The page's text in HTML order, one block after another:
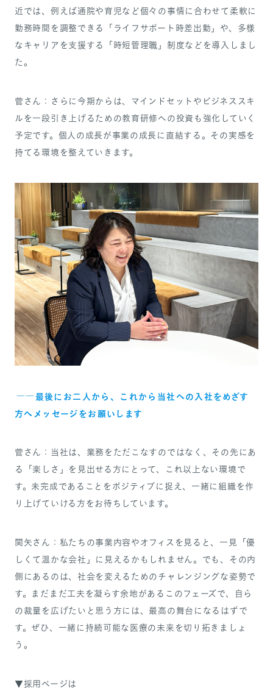
近では、例えば通院や育児など個々の事情に合わせて柔軟に
勤務時間を調整できる「ライフサポート時差出勤」や、多様
なキャリアを支援する「時短管理職」制度などを導入しまし
た。
菅さん：さらに今期からは、マインドセットやビジネススキ
ルを一段引き上げるための教育研修への投資も強化していく
予定です。個人の成長が事業の成長に直結する。その実感を
持てる環境を整えていきます。
――最後にお二人から、これから当社への入社をめざす
方へメッセージをお願いします
菅さん：当社は、業務をただこなすのではなく、その先にあ
る「楽しさ」を見出せる方にとって、これ以上ない環境で
す。未完成であることをポジティブに捉え、一緒に組織を作
り上げていける方をお待ちしています。
関矢さん：私たちの事業内容やオフィスを見ると、一見「優
しくて温かな会社」に見えるかもしれません。でも、その内
側にあるのは、社会を変えるためのチャレンジングな姿勢で
す。まだまだ工夫を凝らす余地があるこのフェーズで、自ら
の裁量を広げたいと思う方には、最高の舞台になるはずで
す。ぜひ、一緒に持続可能な医療の未来を切り拓きましょ
う。
▼採用ページは